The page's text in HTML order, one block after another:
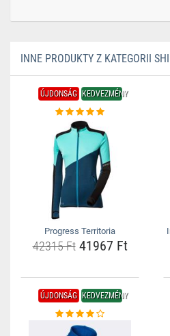
INNE PRODUKTY Z KATEGORII
ÚJDONSÁG KEDVEZMÉNY
Progress Territoria
42315 Ft41967 Ft
ÚJDONSÁG KEDVEZMÉNY